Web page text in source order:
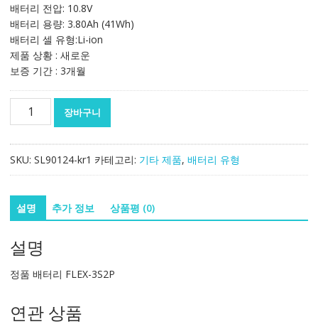
격:
381,722₩293,630₩
배터리 전압: 10.8V
배터리 용량: 3.80Ah (41Wh)
배터리 셀 유형:Li-ion
제품 상황 : 새로운
보증 기간 : 3개월
리
3S2P
수
장바구니
SKU: SL90124-kr1 카테고리: 기타 제품, 배터리 유형
설명 추가 정보 상품평 (0)
설명
정품 배터리 FLEX-3S2P
연관 상품